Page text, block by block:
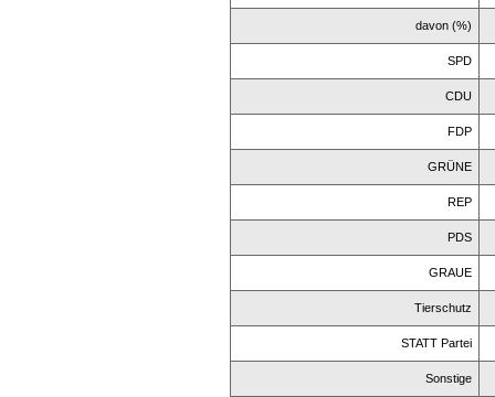
davon (%)
SPD
CDU
FDP
GRÜNE
REP
PDS
GRAUE
Tierschutz
STATT Partei
Sonstige